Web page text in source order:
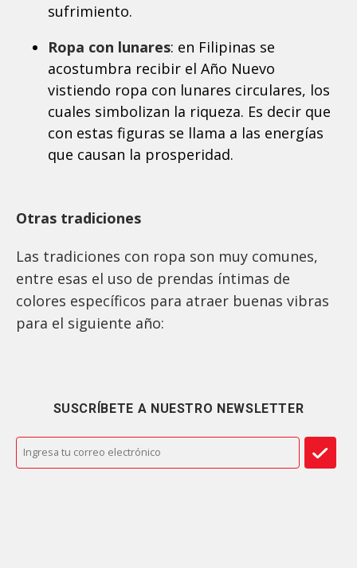
sufrimiento.
Ropa con lunares: en Filipinas se
acostumbra recibir el Año Nuevo
vistiendo ropa con lunares circulares, los
cuales simbolizan la riqueza. Es decir que
con estas figuras se llama a las energías
que causan la prosperidad.
Otras tradiciones
Las tradiciones con ropa son muy comunes,
entre esas el uso de prendas íntimas de
colores específicos para atraer buenas vibras
para el siguiente año:
SUSCRÍBETE A NUESTRO NEWSLETTER